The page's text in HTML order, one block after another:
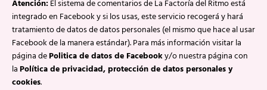
Atención:El sistema de comentarios de La Factoría del Ritmo está
integrado en Facebook y si los usas, este servicio recogerá y hará
tratamiento de datos de datos personales (el mismo que hace al usar
Facebook de la manera estándar). Para más información visitar la
página dePolitica de datos de Facebooky/o nuestra página con
laPolítica de privacidad, protección de datos personales y
cookies.